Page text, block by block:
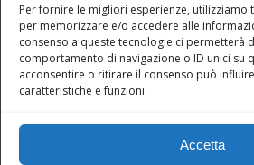
Per fornire le migliori esperienze, utilizziamo
per memorizzare e/o accedere alle
consenso a queste tecnologie ci permetterà
comportamento di navigazione o ID unici su
acconsentire o ritirare il consenso può
caratteristiche e funzioni.
Accetta
Modifica consenso
Stato attuale: Negato